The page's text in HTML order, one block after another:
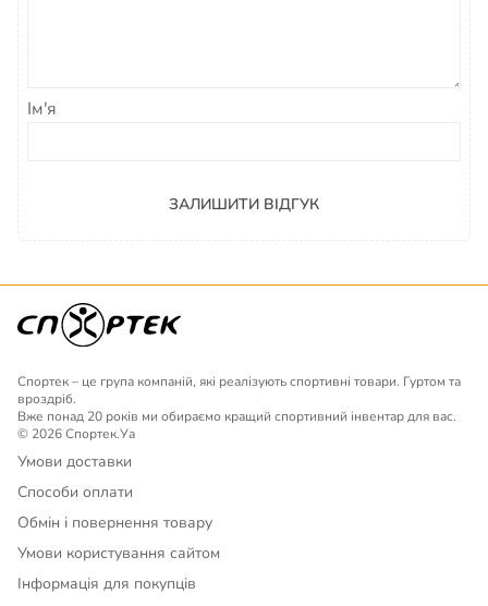
Ім'я
ЗАЛИШИТИ ВІДГУК
Спортек – це група компаній, які реалізують спортивні товари. Гуртом та
вроздріб.
Вже понад 20 років ми обираємо кращий спортивний інвентар для вас.
© 2026 Спортек.Уа
Умови доставки
Способи оплати
Обмін і повернення товару
Умови користування сайтом
Інформація для покупців